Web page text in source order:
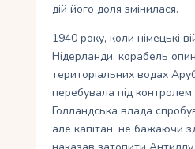
дій його доля змінилася.
1940 року, коли німецькі
Нідерланди, корабель
територіальних водах
перебувала під контролем
Голландська влада
але капітан, не бажаючи